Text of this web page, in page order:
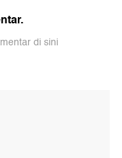
di sini